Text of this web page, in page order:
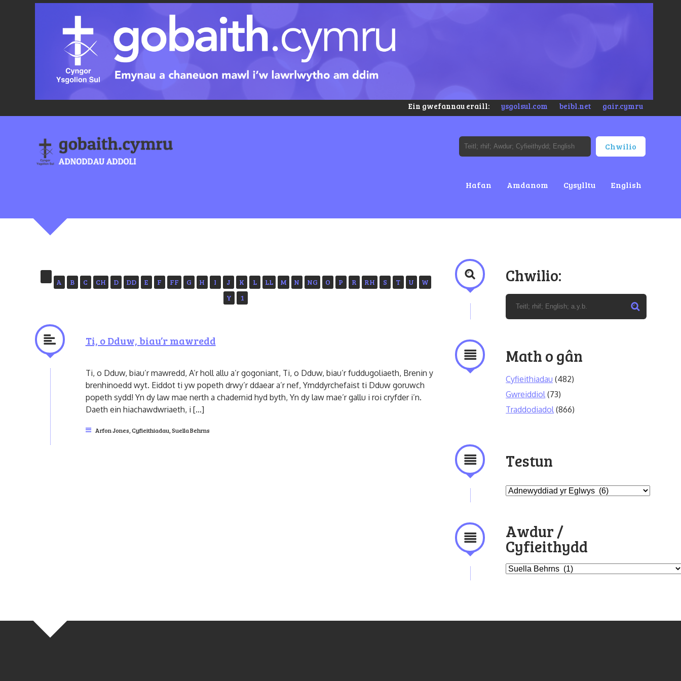
Ein gwefannau eraill: ysgolsul.com beibl.net gair.cymru
Hafan Amdanom Cysylltu English
A B C CH D DD E F FF G H I J K L LL M N NG O P R RH S T U
W
Y
1
Ti, o Dduw, biau’r mawredd
Ti, o Dduw, biau’r mawredd, A’r holl allu a’r gogoniant, Ti, o Dduw, biau’r fuddugoliaeth, Brenin y
brenhinoedd wyt. Eiddot ti yw popeth drwy’r ddaear a’r nef, Ymddyrchefaist ti Dduw goruwch
popeth sydd! Yn dy law mae nerth a chadernid hyd byth, Yn dy law mae’r gallu i roi cryfder i’n.
Daeth ein hiachawdwriaeth, i […]
Arfon Jones Cyfieithiadau, Suella Behrns
Chwilio:
Math o gân
Cyfieithiadau (482)
Gwreiddiol (73)
Traddodiadol (866)
Testun
Awdur /
Cyfieithydd